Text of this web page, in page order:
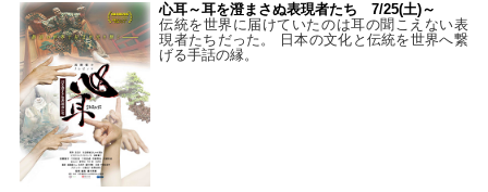
心耳～耳を澄まさぬ表現者たち 7/25(土)～
伝統を世界に届けていたのは耳の聞こえない表
現者たちだった。 日本の文化と伝統を世界へ繋
げる手話の縁。